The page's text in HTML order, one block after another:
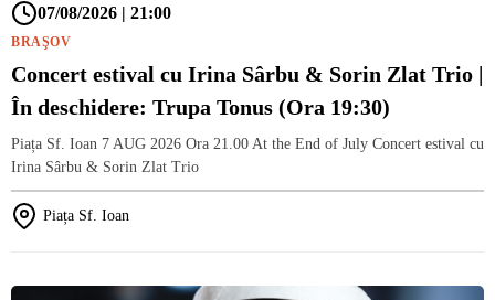
07/08/2026 | 21:00
BRAŞOV
Concert estival cu Irina Sârbu & Sorin Zlat Trio |
În deschidere: Trupa Tonus (Ora 19:30)
Piața Sf. Ioan 7 AUG 2026 Ora 21.00 At the End of July Concert estival cu
Irina Sârbu & Sorin Zlat Trio
Piața Sf. Ioan